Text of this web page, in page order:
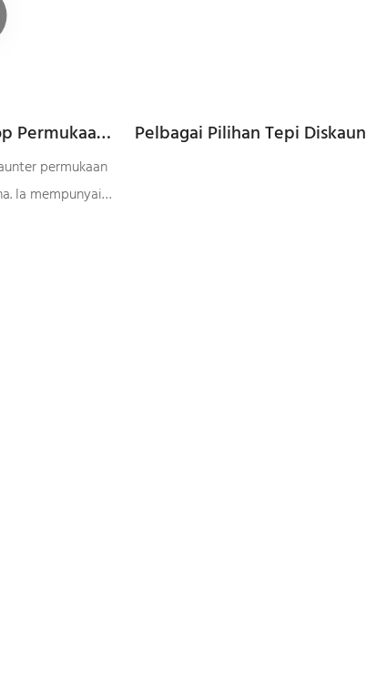
Permukaan
permukaan
Ia mempunyai
Pelbagai Pilihan Tepi Diskaun